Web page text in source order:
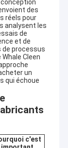
des
réels pour
analysent les
de
et de
processus
Cleen
un
qui échoue
c'est